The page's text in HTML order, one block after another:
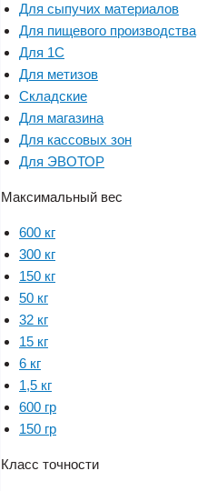
Для сыпучих материалов
Для пищевого производства
Для 1С
Для метизов
Складские
Для магазина
Для кассовых зон
Для ЭВОТОР
Максимальный вес
600 кг
300 кг
150 кг
50 кг
32 кг
15 кг
6 кг
1,5 кг
600 гр
150 гр
Класс точности